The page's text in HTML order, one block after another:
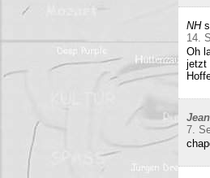
NH
14.
Oh
jetzt
7.